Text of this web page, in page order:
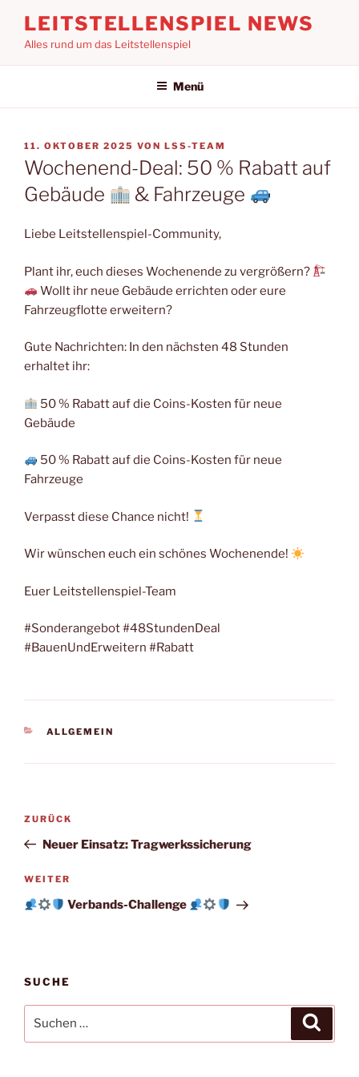
Inhalt
springen
LEITSTELLENSPIEL NEWS
Alles rund um das Leitstellenspiel
Menü
VERÖFFENTLICHT
AM
11. OKTOBER 2025 VON LSS-TEAM
Wochenend-Deal: 50 % Rabatt auf
Gebäude
& Fahrzeuge
Liebe Leitstellenspiel-Community,
Plant ihr, euch dieses Wochenende zu vergrößern?
Wollt ihr neue Gebäude errichten oder eure
Fahrzeugflotte erweitern?
Gute Nachrichten: In den nächsten 48 Stunden
erhaltet ihr:
50 % Rabatt auf die Coins-Kosten für neue
Gebäude
50 % Rabatt auf die Coins-Kosten für neue
Fahrzeuge
Verpasst diese Chance nicht!
Wir wünschen euch ein schönes Wochenende!
Euer Leitstellenspiel-Team
#Sonderangebot #48StundenDeal
#BauenUndErweitern #Rabatt
KATEGORIEN
ALLGEMEIN
Beitragsnavigation
Vorheriger
Beitrag
ZURÜCK
Neuer Einsatz: Tragwerkssicherung
Nächster
Beitrag
WEITER
Verbands-Challenge
SUCHE
nach: